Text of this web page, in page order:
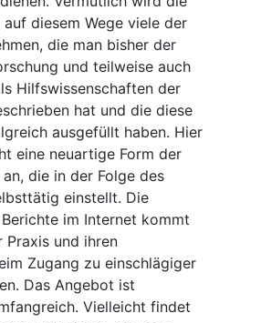
diesem Wege viele der
die man bisher der
und teilweise auch
Hilfswissenschaften der
hat und die diese
ausgefüllt haben. Hier
eine neuartige Form der
die in der Folge des
einstellt. Die
im Internet kommt
und ihren
Zugang zu einschlägiger
Das Angebot ist
Vielleicht findet